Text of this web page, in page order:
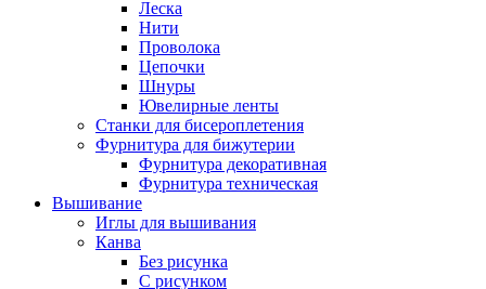
Леска
Нити
Проволока
Цепочки
Шнуры
Ювелирные ленты
Станки для бисероплетения
Фурнитура для бижутерии
Фурнитура декоративная
Фурнитура техническая
Вышивание
Иглы для вышивания
Канва
Без рисунка
С рисунком